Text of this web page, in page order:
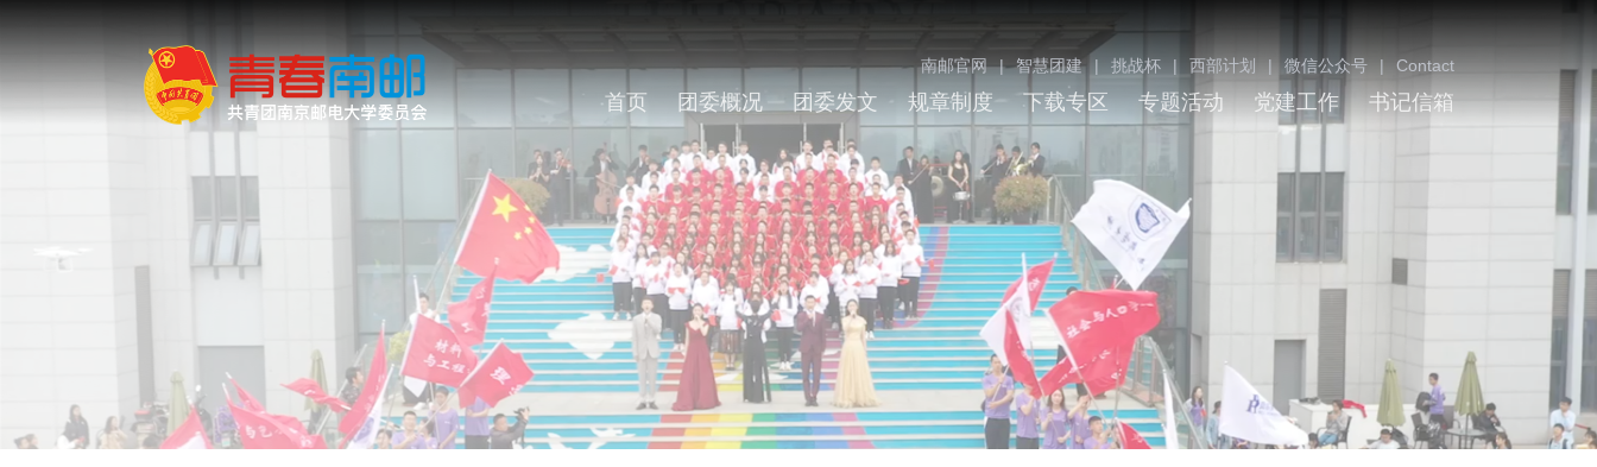
南邮官网 | 智慧团建 | 挑战杯 | 西部计划 | 微信公众号 | Contact
首页 团委概况 团委发文 规章制度 下载专区 专题活动 党建工作 书记信箱